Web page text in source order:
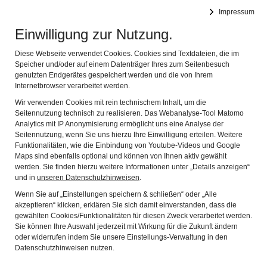
Impressum
Einwilligung zur Nutzung.
Diese Webseite verwendet Cookies. Cookies sind Textdateien, die im
Speicher und/oder auf einem Datenträger Ihres zum Seitenbesuch
genutzten Endgerätes gespeichert werden und die von Ihrem
Internetbrowser verarbeitet werden.
Wir verwenden Cookies mit rein technischem Inhalt, um die
Seitennutzung technisch zu realisieren. Das Webanalyse-Tool Matomo
Analytics mit IP Anonymisierung ermöglicht uns eine Analyse der
Seitennutzung, wenn Sie uns hierzu Ihre Einwilligung erteilen. Weitere
Funktionalitäten, wie die Einbindung von Youtube-Videos und Google
Maps sind ebenfalls optional und können von Ihnen aktiv gewählt
werden. Sie finden hierzu weitere Informationen unter „Details anzeigen“
und in unseren Datenschutzhinweisen.
Wenn Sie auf „Einstellungen speichern & schließen“ oder „Alle
akzeptieren“ klicken, erklären Sie sich damit einverstanden, dass die
gewählten Cookies/Funktionalitäten für diesen Zweck verarbeitet werden.
Sie können Ihre Auswahl jederzeit mit Wirkung für die Zukunft ändern
oder widerrufen indem Sie unsere Einstellungs-Verwaltung in den
Datenschutzhinweisen nutzen.
Museum
Gebäude zählen zu den 70 Bau- und
Bodendenkmälern in der Gemeinde.
Die in rund 50 verschiedene Sachthemen gegliederten
Ausstellungsbereiche verteilen sich auf drei Gebäude
sowie das Freigelände. Vorrangig gezeigt und
beschrieben werden Exponate, die aus unserer
Gemeinde und den umliegenden Dörfern stammen.